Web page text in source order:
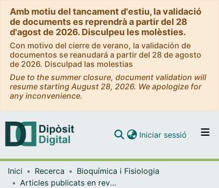
Amb motiu del tancament d'estiu, la validació
de documents es reprendrà a partir del 28
d'agost de 2026. Disculpeu les molèsties.
Con motivo del cierre de verano, la validación de
documentos se reanudará a partir del 28 de agosto
de 2026. Disculpad las molestias
Due to the summer closure, document validation will
resume starting August 28, 2026. We apologize for
any inconvenience.
Navega per tot el DD
Iniciar sessió (current)
Inici Recerca
Bioquímica i Fisiologia
Articles publicats en revistes (Bioquímica i Fisiologia)